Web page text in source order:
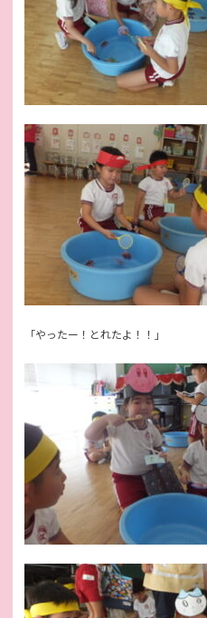
「やったー！とれたよ！！」